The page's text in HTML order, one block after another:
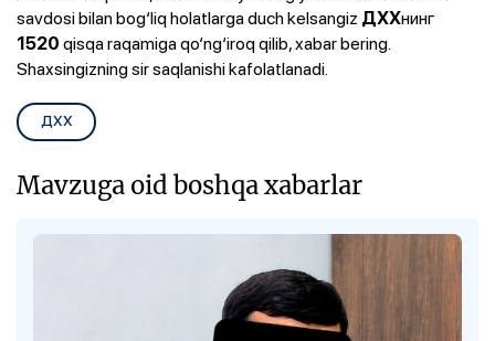
savdosi bilan bog‘liq holatlarga duch kelsangiz ДХХнинг
1520 qisqa raqamiga qo‘ng‘iroq qilib, xabar bering.
Shaxsingizning sir saqlanishi kafolatlanadi.
ДХХ
Mavzuga oid boshqa xabarlar